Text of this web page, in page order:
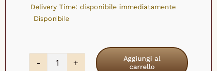
Delivery Time: disponibile immediatamente
Disponibile
Aggiungi al
carrello